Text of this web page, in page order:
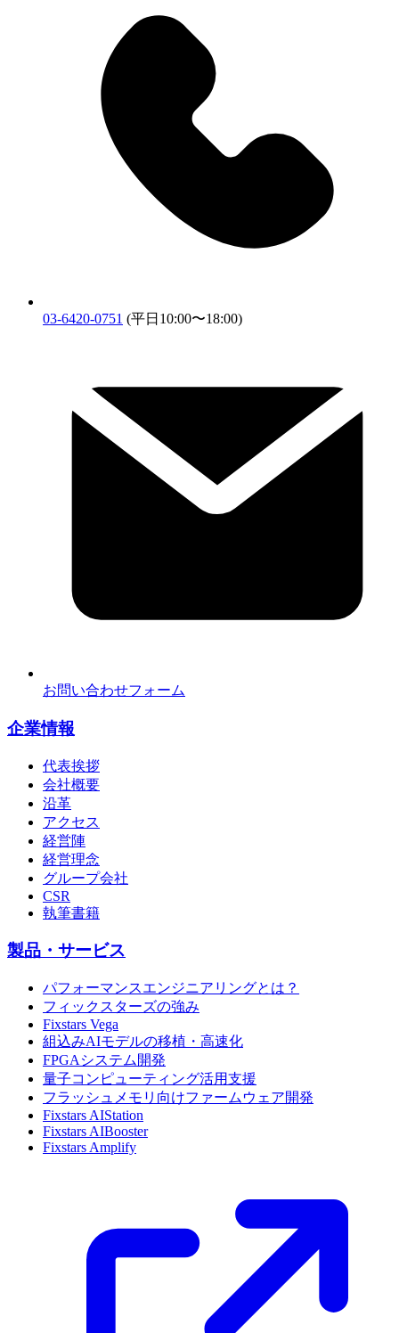
03-6420-0751 (平日10:00〜18:00)
お問い合わせフォーム
企業情報
代表挨拶
会社概要
沿革
アクセス
経営陣
経営理念
グループ会社
CSR
執筆書籍
製品・サービス
パフォーマンスエンジニアリングとは？
フィックスターズの強み
Fixstars Vega
組込みAIモデルの移植・高速化
FPGAシステム開発
量子コンピューティング活用支援
フラッシュメモリ向けファームウェア開発
Fixstars AIStation
Fixstars AIBooster
Fixstars Amplify